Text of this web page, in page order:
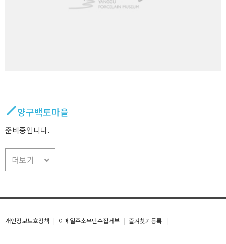
양구백토마을
준비중입니다.
더보기
개인정보보호정책 이메일주소무단수집거부 즐겨찾기등록